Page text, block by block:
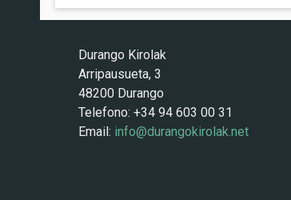
Durango Kirolak
Arripausueta, 3
48200 Durango
Telefono: +34 94 603 00 31
Email: info@durangokirolak.net